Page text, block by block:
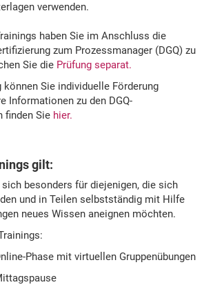
verwenden.
haben Sie im Anschluss die
zum Prozessmanager (DGQ) zu
Sie die Prüfung separat.
können Sie individuelle Förderung
Informationen zu den DGQ-
finden Sie hier.
gilt:
besonders für diejenigen, die sich
und in Teilen selbstständig mit Hilfe
neues Wissen aneignen möchten.
Phase mit virtuellen Gruppenübungen